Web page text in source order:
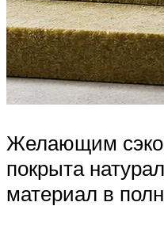
Желающим
покрыта
материал в